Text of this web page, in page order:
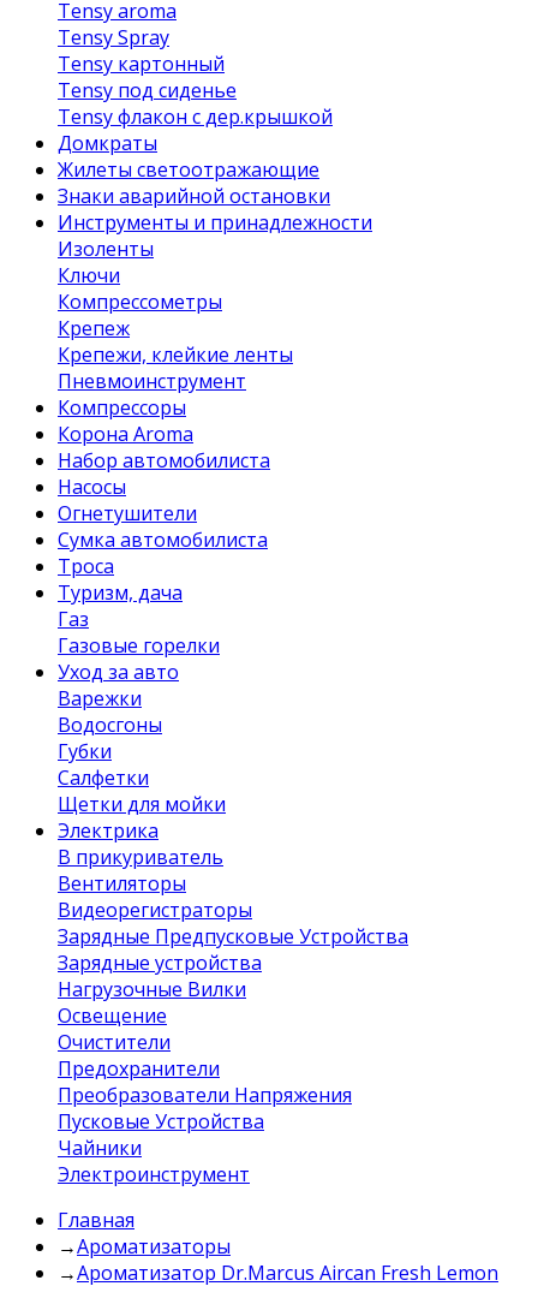
Tensy aroma
Tensy Spray
Tensy картонный
Tensy под сиденье
Tensy флакон с дер.крышкой
Домкраты
Жилеты светоотражающие
Знаки аварийной остановки
Инструменты и принадлежности
Изоленты
Ключи
Компрессометры
Крепеж
Крепежи, клейкие ленты
Пневмоинструмент
Компрессоры
Корона Aroma
Набор автомобилиста
Насосы
Огнетушители
Сумка автомобилиста
Троса
Туризм, дача
Газ
Газовые горелки
Уход за авто
Варежки
Водосгоны
Губки
Салфетки
Щетки для мойки
Электрика
В прикуриватель
Вентиляторы
Видеорегистраторы
Зарядные Предпусковые Устройства
Зарядные устройства
Нагрузочные Вилки
Освещение
Очистители
Предохранители
Преобразователи Напряжения
Пусковые Устройства
Чайники
Электроинструмент
Главная
→Ароматизаторы
→Ароматизатор Dr.Marcus Aircan Fresh Lemon